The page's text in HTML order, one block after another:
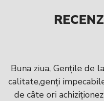
Buna ziua, Gențile de
calitate,genți
de câte ori